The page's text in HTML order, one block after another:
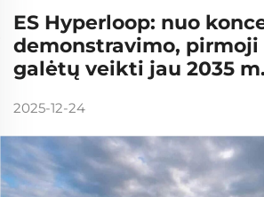
ES Hyperloop: nuo
demonstravimo,
galėtų veikti jau 2035 m.
2025-12-24